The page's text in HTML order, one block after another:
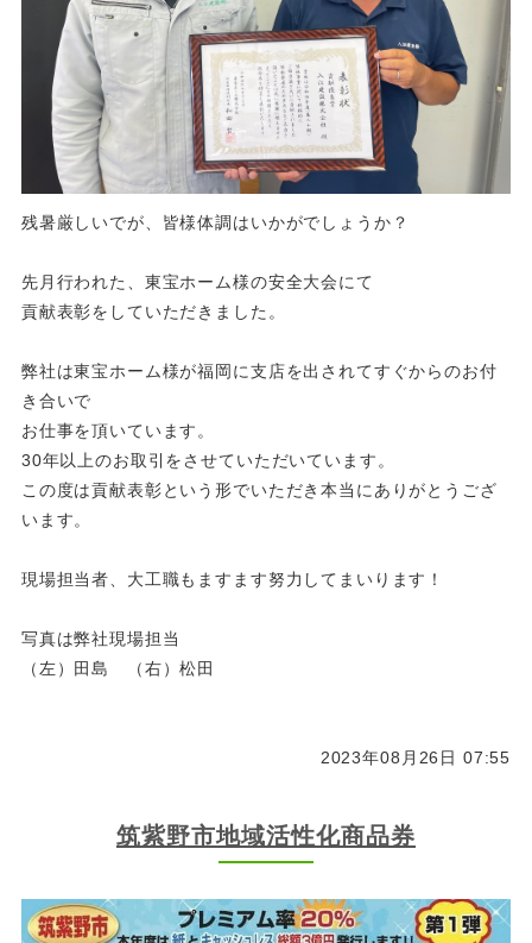
残暑厳しいでが、皆様体調はいかがでしょうか？
先月行われた、東宝ホーム様の安全大会にて
貢献表彰をしていただきました。
弊社は東宝ホーム様が福岡に支店を出されてすぐからのお付
き合いで
お仕事を頂いています。
30年以上のお取引をさせていただいています。
この度は貢献表彰という形でいただき本当にありがとうござ
います。
現場担当者、大工職もますます努力してまいります！
写真は弊社現場担当
（左）田島 （右）松田
2023年08月26日 07:55
筑紫野市地域活性化商品券